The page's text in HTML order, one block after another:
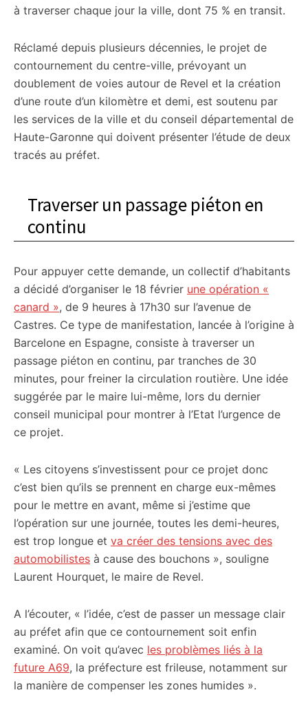
à traverser chaque jour la ville, dont 75 % en transit.
Réclamé depuis plusieurs décennies, le projet de
contournement du centre-ville, prévoyant un
doublement de voies autour de Revel et la création
d’une route d’un kilomètre et demi, est soutenu par
les services de la ville et du conseil départemental de
Haute-Garonne qui doivent présenter l’étude de deux
tracés au préfet.
Traverser un passage piéton en
continu
Pour appuyer cette demande, un collectif d’habitants
a décidé d’organiser le 18 février une opération «
canard », de 9 heures à 17h30 sur l’avenue de
Castres. Ce type de manifestation, lancée à l’origine à
Barcelone en Espagne, consiste à traverser un
passage piéton en continu, par tranches de 30
minutes, pour freiner la circulation routière. Une idée
suggérée par le maire lui-même, lors du dernier
conseil municipal pour montrer à l’Etat l’urgence de
ce projet.
« Les citoyens s’investissent pour ce projet donc
c’est bien qu’ils se prennent en charge eux-mêmes
pour le mettre en avant, même si j’estime que
l’opération sur une journée, toutes les demi-heures,
est trop longue et va créer des tensions avec des
automobilistes à cause des bouchons », souligne
Laurent Hourquet, le maire de Revel.
A l’écouter, « l’idée, c’est de passer un message clair
au préfet afin que ce contournement soit enfin
examiné. On voit qu’avec les problèmes liés à la
future A69, la préfecture est frileuse, notamment sur
la manière de compenser les zones humides ».